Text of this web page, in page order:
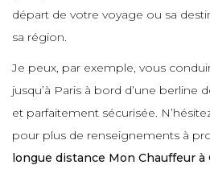
départ de votre voyage ou sa
sa région.
Je peux, par exemple, vous
jusqu’à Paris à bord d’une berline
et parfaitement sécurisée.
pour plus de renseignements à
longue distance Mon Chauffeur à